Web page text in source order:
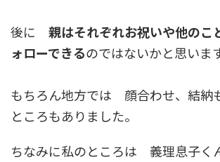
後に 親はそれぞれお祝いや他のこ
ォローできるのではないかと思います
もちろん地方では 顔合わせ、結納
ところもありました。
ちなみに私のところは 義理息子く